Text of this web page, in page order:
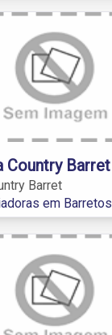
Country Barret
Barret
em Barretos